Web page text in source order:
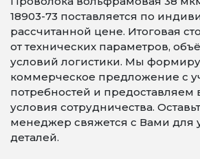
18903-73 поставляется по
рассчитанной цене. Итоговая
от технических параметров,
условий логистики. Мы
коммерческое предложение с
потребностей и предоставляем
условия сотрудничества.
менеджер свяжется с Вами для
деталей.